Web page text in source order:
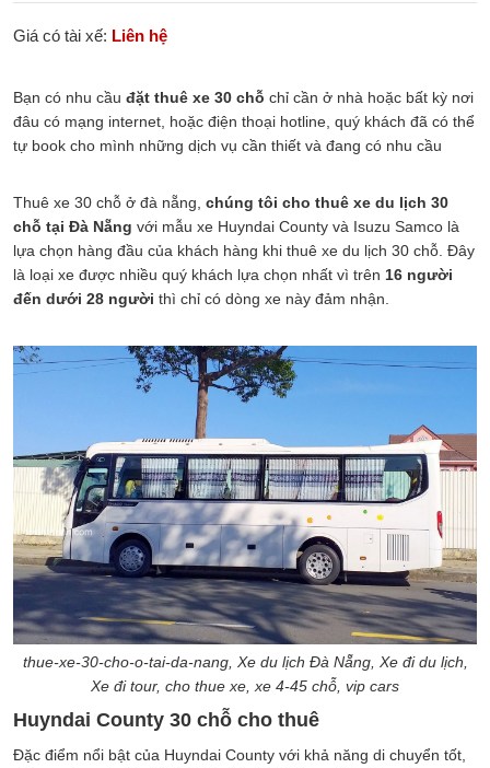
Giá có tài xế: Liên hệ
Bạn có nhu cầu đặt thuê xe 30 chỗ chỉ cần ở nhà hoặc bất kỳ nơi
đâu có mạng internet, hoặc điện thoại hotline, quý khách đã có thể
tự book cho mình những dịch vụ cần thiết và đang có nhu cầu
Thuê xe 30 chỗ ở đà nẵng, chúng tôi cho thuê xe du lịch 30
chỗ tại Đà Nẵng với mẫu xe Huyndai County và Isuzu Samco là
lựa chọn hàng đầu của khách hàng khi thuê xe du lịch 30 chỗ. Đây
là loại xe được nhiều quý khách lựa chọn nhất vì trên 16 người
đến dưới 28 người thì chỉ có dòng xe này đảm nhận.
thue-xe-30-cho-o-tai-da-nang, Xe du lịch Đà Nẵng, Xe đi du lịch,
Xe đi tour, cho thue xe, xe 4-45 chỗ, vip cars
Huyndai County 30 chỗ cho thuê
Đặc điểm nổi bật của Huyndai County với khả năng di chuyển tốt,